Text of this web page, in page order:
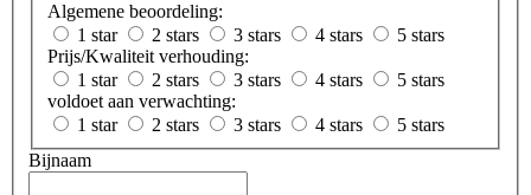
Algemene beoordeling:
1 star
2 stars 3 stars 4 stars
5 stars
Prijs/Kwaliteit verhouding:
1 star
2 stars 3 stars 4 stars
5 stars
voldoet aan verwachting:
1 star
2 stars 3 stars 4 stars
5 stars
Bijnaam